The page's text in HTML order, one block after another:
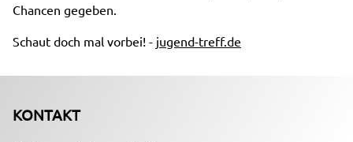
Chancen gegeben.
Schaut doch mal vorbei! - jugend-treff.de
KONTAKT